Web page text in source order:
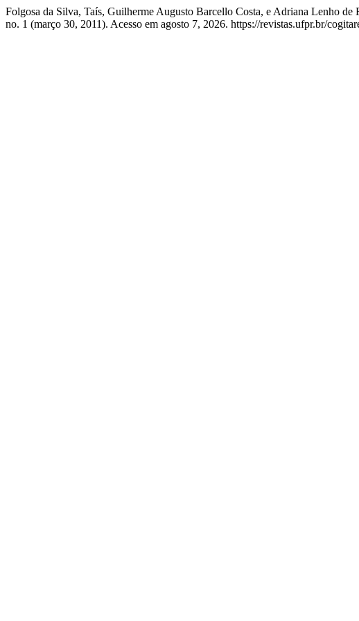
Folgosa da Silva, Taís, Guilherme Augusto Barcello Costa, e Adriana
no. 1 (março 30, 2011). Acesso em agosto 7, 2026. https://revistas.ufpr.br/